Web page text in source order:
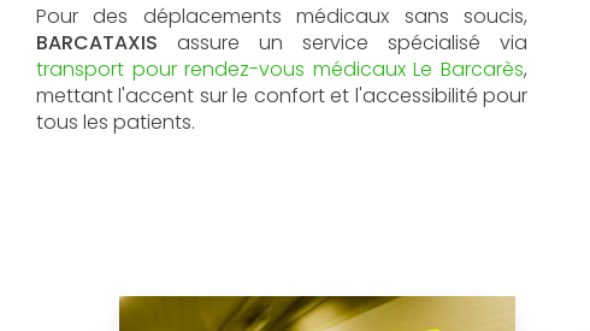
Pour des déplacements médicaux sans soucis,
BARCATAXIS assure un service spécialisé via
transport pour rendez-vous médicaux Le Barcarès,
mettant l'accent sur le confort et l'accessibilité pour
tous les patients.